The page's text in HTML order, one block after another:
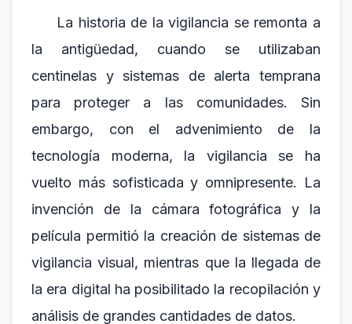
La historia de la vigilancia se remonta a
la antigüedad, cuando se utilizaban
centinelas y sistemas de alerta temprana
para proteger a las comunidades. Sin
embargo, con el advenimiento de la
tecnología moderna, la vigilancia se ha
vuelto más sofisticada y omnipresente. La
invención de la cámara fotográfica y la
película permitió la creación de sistemas de
vigilancia visual, mientras que la llegada de
la era digital ha posibilitado la recopilación y
análisis de grandes cantidades de datos.